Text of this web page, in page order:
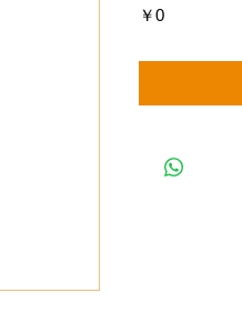
￥0価